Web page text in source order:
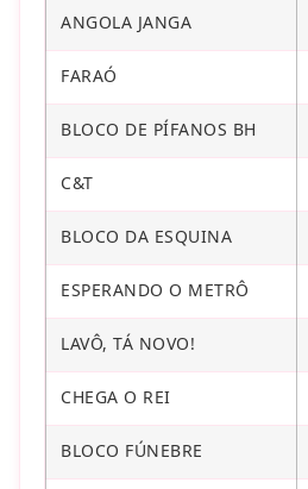
ANGOLA JANGA
FARAÓ
BLOCO DE PÍFANOS BH
C&T
BLOCO DA ESQUINA
ESPERANDO O METRÔ
LAVÔ, TÁ NOVO!
CHEGA O REI
BLOCO FÚNEBRE